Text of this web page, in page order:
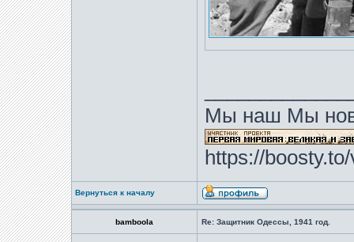
Мы наш Мы
https://
Вернуться к началу
bamboola Re: Защитник Одессы, 1941 год.